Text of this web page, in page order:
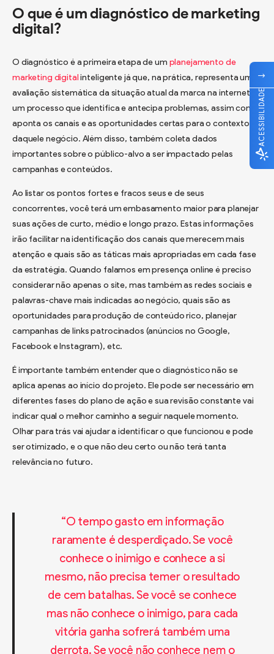
O que é um diagnóstico de marketing
digital?
O diagnóstico é a primeira etapa de um planejamento de
marketing digitalinteligente já que, na prática, representa uma
avaliação sistemática da situação atual da marca na internet. É
um processo que identifica e antecipa problemas, assim como
aponta os canais e as oportunidades certas para o contexto
daquele negócio. Além disso, também coleta dados
importantes sobre o público-alvo a ser impactado pelas
campanhas e conteúdos.
Ao listar os pontos fortes e fracos seus e de seus
concorrentes, você terá um embasamento maior para planejar
suas ações de curto, médio e longo prazo. Estas informações
irão facilitar na identificação dos canais que merecem mais
atenção e quais são as táticas mais apropriadas em cada fase
da estratégia. Quando falamos em presença online é preciso
considerar não apenas o site, mas também as redes sociais e
palavras-chave mais indicadas ao negócio, quais são as
oportunidades para produção de conteúdo rico, planejar
campanhas de links patrocinados (anúncios no Google,
Facebook e Instagram), etc.
É importante também entender que o diagnóstico não se
aplica apenas ao início do projeto. Ele pode ser necessário em
diferentes fases do plano de ação e sua revisão constante vai
indicar qual o melhor caminho a seguir naquele momento.
Olhar para trás vai ajudar a identificar o que funcionou e pode
ser otimizado, e o que não deu certo ou não terá tanta
relevância no futuro.
“O tempo gasto em informação
raramente é desperdiçado. Se você
conhece o inimigo e conhece a si
mesmo, não precisa temer o resultado
de cem batalhas. Se você se conhece
mas não conhece o inimigo, para cada
vitória ganha sofrerá também uma
derrota. Se você não conhece nem o
ACESSIBILIDADE